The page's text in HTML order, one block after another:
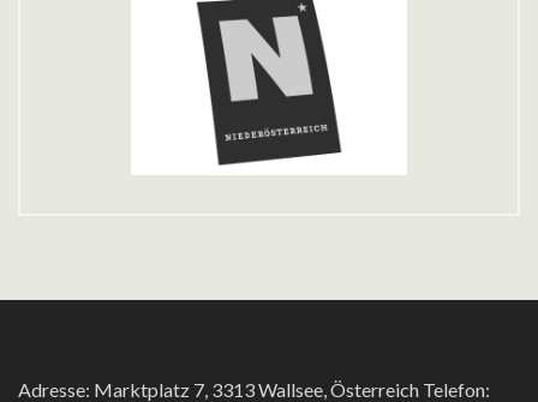
Adresse: Marktplatz 7, 3313 Wallsee, Österreich Telefon: